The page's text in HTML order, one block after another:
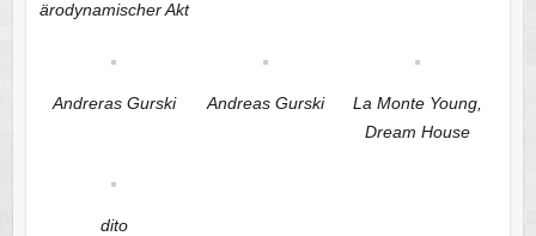
ärodynamischer Akt
Andreras Gurski Andreas Gurski
La Monte Young,
Dream House
dito